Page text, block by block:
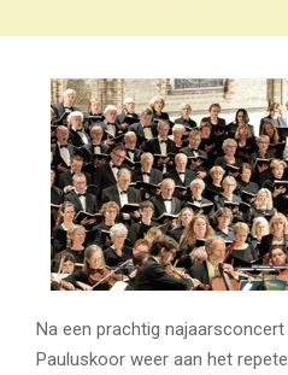
Na een prachtig
Pauluskoor weer aan het